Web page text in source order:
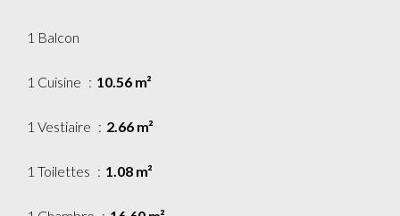
1 Balcon
1 Cuisine 10.56 m²
1 Vestiaire 2.66 m²
1 Toilettes 1.08 m²